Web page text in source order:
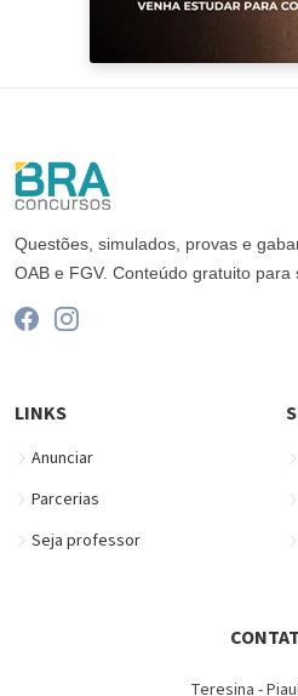
Questões, simulados, provas e
OAB e FGV. Conteúdo gratuito para
LINKS
Anunciar
Parcerias
Seja professor
Teresina -